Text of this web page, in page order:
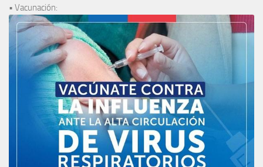
• Vacunación: